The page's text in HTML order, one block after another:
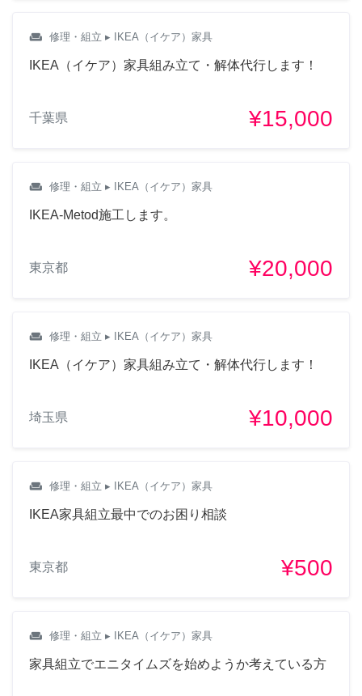
weekend 修理・組立 ▸ IKEA（イケア）家具
IKEA（イケア）家具組み立て・解体代行します！
千葉県 ¥15,000
weekend 修理・組立 ▸ IKEA（イケア）家具
IKEA-Metod施工します。
東京都 ¥20,000
weekend 修理・組立 ▸ IKEA（イケア）家具
IKEA（イケア）家具組み立て・解体代行します！
埼玉県 ¥10,000
weekend 修理・組立 ▸ IKEA（イケア）家具
IKEA家具組立最中でのお困り相談
東京都 ¥500
weekend 修理・組立 ▸ IKEA（イケア）家具
家具組立でエニタイムズを始めようか考えている方